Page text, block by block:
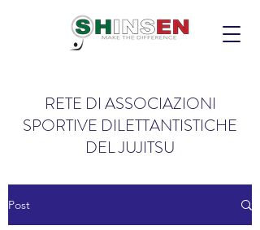
RETE DI ASSOCIAZIONI
SPORTIVE DILETTANTISTICHE
DEL JUJITSU
Post